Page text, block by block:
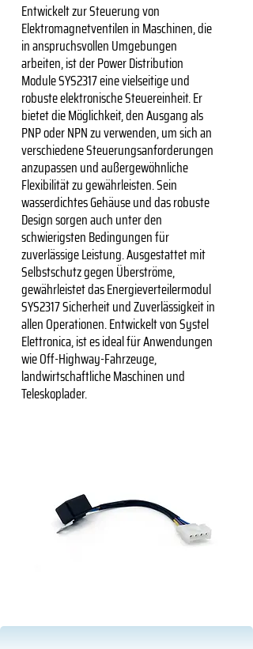
Entwickelt zur Steuerung von
Elektromagnetventilen in Maschinen, die
in anspruchsvollen Umgebungen
arbeiten, ist der Power Distribution
Module SYS2317 eine vielseitige und
robuste elektronische Steuereinheit. Er
bietet die Möglichkeit, den Ausgang als
PNP oder NPN zu verwenden, um sich an
verschiedene Steuerungsanforderungen
anzupassen und außergewöhnliche
Flexibilität zu gewährleisten. Sein
wasserdichtes Gehäuse und das robuste
Design sorgen auch unter den
schwierigsten Bedingungen für
zuverlässige Leistung. Ausgestattet mit
Selbstschutz gegen Überströme,
gewährleistet das Energieverteilermodul
SYS2317 Sicherheit und Zuverlässigkeit in
allen Operationen. Entwickelt von Systel
Elettronica, ist es ideal für Anwendungen
wie Off-Highway-Fahrzeuge,
landwirtschaftliche Maschinen und
Teleskoplader.